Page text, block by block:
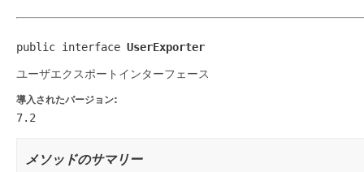
public interface UserExporter
ユーザエクスポートインターフェース
導入されたバージョン:
7.2
メソッドのサマリー